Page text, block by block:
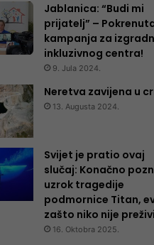
Jablanica: “Budi mi
prijatelj” –
kampanja za
inkluzivnog centra!
9. Jula 2024.
Neretva zavijena u
13. Augusta 2024.
Svijet je pratio ovaj
slučaj: Konačno
uzrok tragedije
podmornice Titan,
zašto niko nije
16. Oktobra 2025.